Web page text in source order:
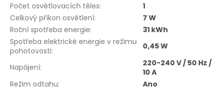
Počet osvětlovacích těles:
1
Celkový příkon osvětlení:
7 W
Roční spotřeba energie:
31 kWh
Spotřeba elektrické energie v režimu
pohotovosti: 0,45 W
Napájení:
220-240 V / 50 Hz /
10 A
Režim odtahu:
Ano